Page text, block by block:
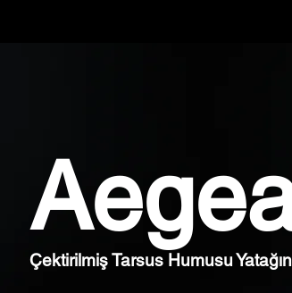
Çektirilmiş Tarsus Humusu